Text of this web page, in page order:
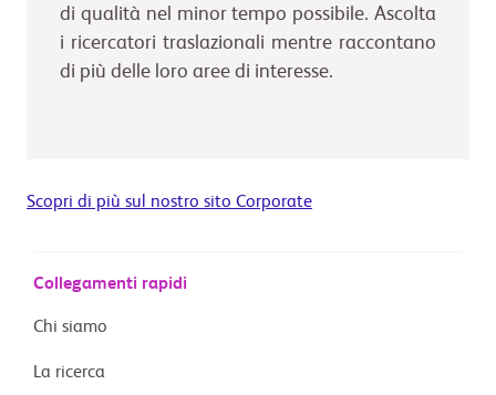
di qualità nel minor tempo possibile. Ascolta
i ricercatori traslazionali mentre raccontano
di più delle loro aree di interesse.
Scopri di più sul nostro sito Corporate
Collegamenti rapidi
Chi siamo
La ricerca